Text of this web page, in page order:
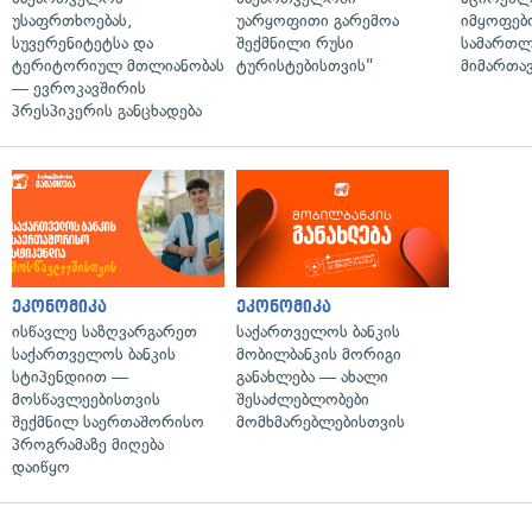
უსაფრთხოებას,
სუვერენიტეტსა და
ტერიტორიულ მთლიანობას
— ევროკავშირის
პრესპიკერის განცხადება
უარყოფითი გარემოა
შექმნილი რუსი
ტურისტებისთვის"
ეკონომიკა
ისწავლე საზღვარგარეთ
საქართველოს ბანკის
სტიპენდიით —
მოსწავლეებისთვის
შექმნილ საერთაშორისო
პროგრამაზე მიღება
დაიწყო
ეკონომიკა
საქართველოს ბანკის
მობილბანკის მორიგი
განახლება — ახალი
შესაძლებლობები
მომხმარებლებისთვის